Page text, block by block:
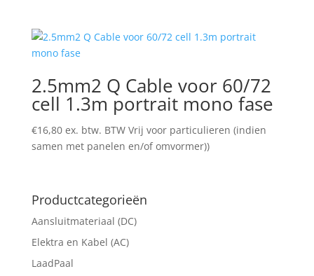
2.5mm2 Q Cable voor 60/72
cell 1.3m portrait mono fase
€16,80 ex. btw. BTW Vrij voor particulieren (indien
samen met panelen en/of omvormer))
Productcategorieën
Aansluitmateriaal (DC)
Elektra en Kabel (AC)
LaadPaal